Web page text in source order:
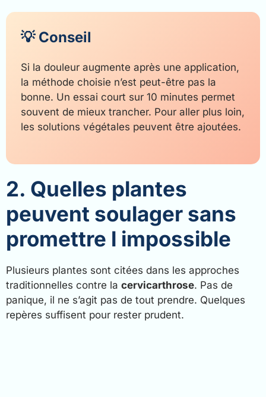
💡 Conseil
Si la douleur augmente après une application,
la méthode choisie n’est peut-être pas la
bonne. Un essai court sur 10 minutes permet
souvent de mieux trancher. Pour aller plus loin,
les solutions végétales peuvent être ajoutées.
2. Quelles plantes
peuvent soulager sans
promettre l impossible
Plusieurs plantes sont citées dans les approches
traditionnelles contre la cervicarthrose. Pas de
panique, il ne s’agit pas de tout prendre. Quelques
repères suffisent pour rester prudent.